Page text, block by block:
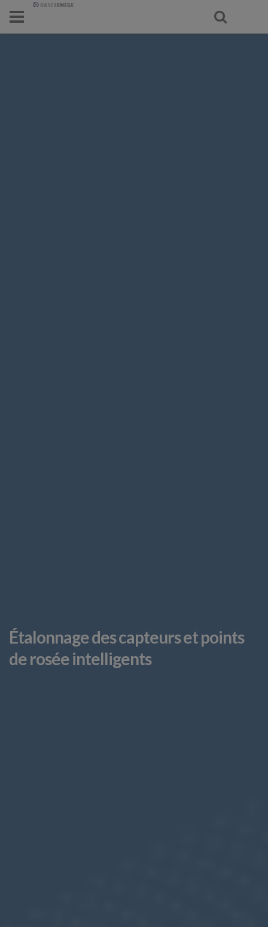
Étalonnage des capteurs et points
de rosée intelligents